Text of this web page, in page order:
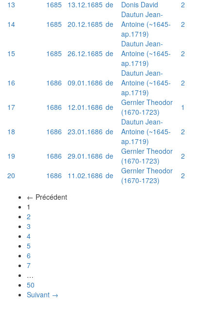
13
1685 13.12.1685 de Donis David
2
14
1685 20.12.1685 de
Dautun Jean-
Antoine (~1645-
ap.1719)
2
15 1685 26.12.1685 de
Dautun Jean-
Antoine (~1645-
ap.1719)
2
16 1686 09.01.1686 de
Dautun Jean-
Antoine (~1645-
ap.1719)
2
17 1686 12.01.1686 de
Gernler Theodor
(1670-1723)
1
18 1686 23.01.1686 de
Dautun Jean-
Antoine (~1645-
ap.1719)
2
19 1686 29.01.1686 de
Gernler Theodor
(1670-1723)
2
20
1686 11.02.1686 de
Gernler Theodor
(1670-1723)
2
← Précédent
1
2
3
4
5
6
7
…
50
Suivant →